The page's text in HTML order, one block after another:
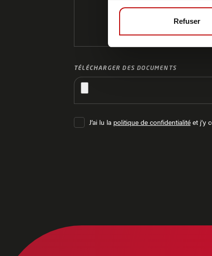
Refuser
TÉLÉCHARGER DES DOCUMENTS
J’ai lu la politique de confidentialitéet j’y